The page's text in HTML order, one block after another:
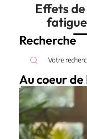
Effets
Recherche
Au coeur